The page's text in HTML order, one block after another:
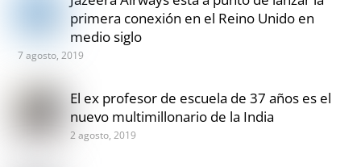
primera conexión en el Reino Unido en
medio siglo
7 agosto, 2019
El ex profesor de escuela de 37 años es el
nuevo multimillonario de la India
2 agosto, 2019